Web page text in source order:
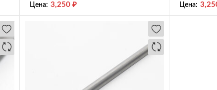
Цена: 3,250₽ Цена: